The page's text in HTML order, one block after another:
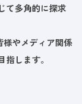
て多角的に探求
様やメディア関係
します。